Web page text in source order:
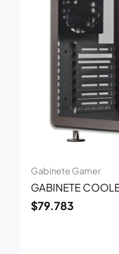
Gabinete Gamer
GABINETE
$79.783